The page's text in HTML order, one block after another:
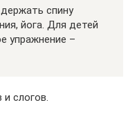
спину
йога. Для детей
упражнение –
слогов.